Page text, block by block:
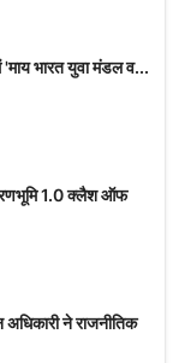
भारत युवा मंडल व...
1.0 क्लैश ऑफ
ने राजनीतिक